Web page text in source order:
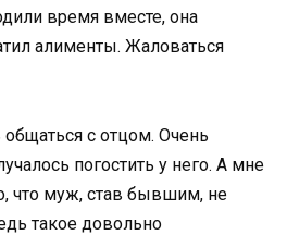
время вместе, она
алименты. Жаловаться
с отцом. Очень
погостить у него. А мне
что муж, став бывшим, не
такое довольно